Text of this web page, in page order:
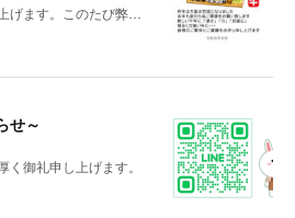
げます。このたび弊…
せ～
御礼申し上げます。